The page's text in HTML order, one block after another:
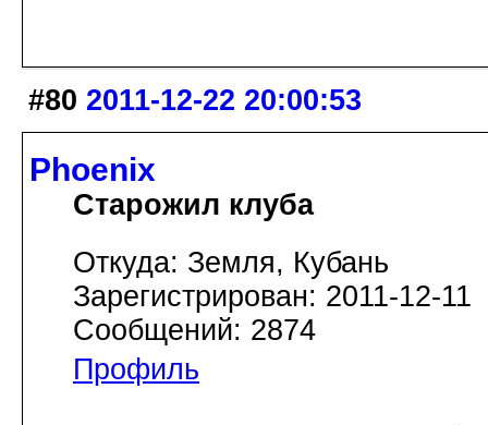
#80 2011-12-22 20:00:53
Phoenix
Старожил клуба
Откуда: Земля, Кубань
Зарегистрирован: 2011-12-11
Сообщений: 2874
Профиль